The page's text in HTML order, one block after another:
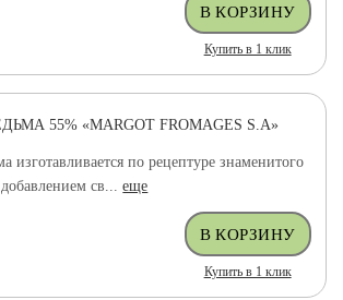
Купить в 1 клик
55% «MARGOT FROMAGES S.A»
изготавливается по рецептуре знаменитого
св...еще
Купить в 1 клик